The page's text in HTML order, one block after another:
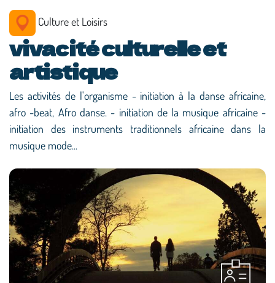
Culture et Loisirs
vivacité culturelle et
artistique
Les activités de l'organisme - initiation à la danse africaine,
afro -beat, Afro danse. - initiation de la musique africaine -
initiation des instruments traditionnels africaine dans la
musique mode...